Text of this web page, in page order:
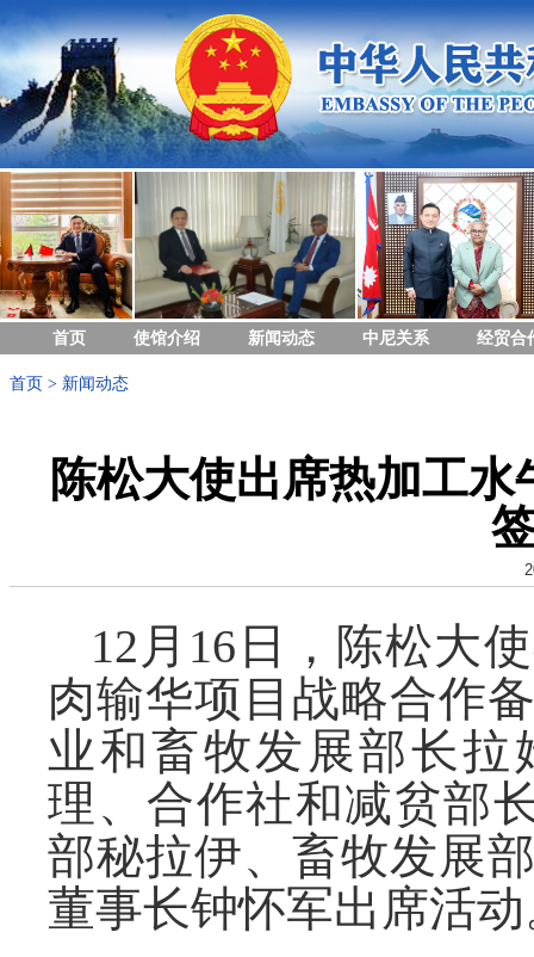
首页 使馆介绍 新闻动态 中尼关系 经贸合
首页 > 新闻动态
陈松大使出席热加工
12 月 16 日，陈松大
肉输华项目战略合作
业和畜牧发展部长拉
理、合作社和减贫部
部秘拉伊、畜牧发展
董事长钟怀军出席活